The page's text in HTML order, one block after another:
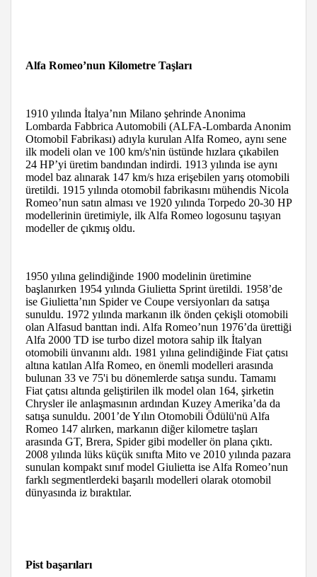
Alfa Romeo’nun Kilometre Taşları
1910 yılında İtalya’nın Milano şehrinde Anonima
Lombarda Fabbrica Automobili (ALFA-Lombarda Anonim
Otomobil Fabrikası) adıyla kurulan Alfa Romeo, aynı sene
ilk modeli olan ve 100 km/s'nin üstünde hızlara çıkabilen
24 HP’yi üretim bandından indirdi. 1913 yılında ise aynı
model baz alınarak 147 km/s hıza erişebilen yarış otomobili
üretildi. 1915 yılında otomobil fabrikasını mühendis Nicola
Romeo’nun satın alması ve 1920 yılında Torpedo 20-30 HP
modellerinin üretimiyle, ilk Alfa Romeo logosunu taşıyan
modeller de çıkmış oldu.
1950 yılına gelindiğinde 1900 modelinin üretimine
başlanırken 1954 yılında Giulietta Sprint üretildi. 1958’de
ise Giulietta’nın Spider ve Coupe versiyonları da satışa
sunuldu. 1972 yılında markanın ilk önden çekişli otomobili
olan Alfasud banttan indi. Alfa Romeo’nun 1976’da ürettiği
Alfa 2000 TD ise turbo dizel motora sahip ilk İtalyan
otomobili ünvanını aldı. 1981 yılına gelindiğinde Fiat çatısı
altına katılan Alfa Romeo, en önemli modelleri arasında
bulunan 33 ve 75'i bu dönemlerde satışa sundu. Tamamı
Fiat çatısı altında geliştirilen ilk model olan 164, şirketin
Chrysler ile anlaşmasının ardından Kuzey Amerika’da da
satışa sunuldu. 2001’de Yılın Otomobili Ödülü'nü Alfa
Romeo 147 alırken, markanın diğer kilometre taşları
arasında GT, Brera, Spider gibi modeller ön plana çıktı.
2008 yılında lüks küçük sınıfta Mito ve 2010 yılında pazara
sunulan kompakt sınıf model Giulietta ise Alfa Romeo’nun
farklı segmentlerdeki başarılı modelleri olarak otomobil
dünyasında iz bıraktılar.
Pist başarıları